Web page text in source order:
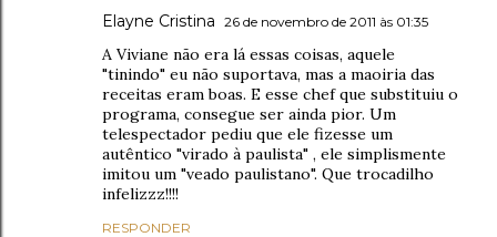
Elayne Cristina 26 de novembro de 2011 às 01:35
A Viviane não era lá essas coisas, aquele
"tinindo" eu não suportava, mas a maoiria das
receitas eram boas. E esse chef que substituiu o
programa, consegue ser ainda pior. Um
telespectador pediu que ele fizesse um
autêntico "virado à paulista" , ele simplismente
imitou um "veado paulistano". Que trocadilho
infelizzz!!!!
RESPONDER